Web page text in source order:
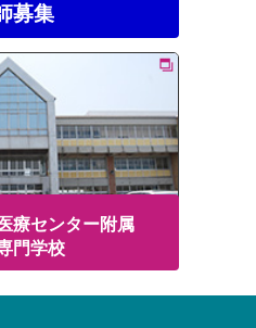
募集
療センター附属
門学校